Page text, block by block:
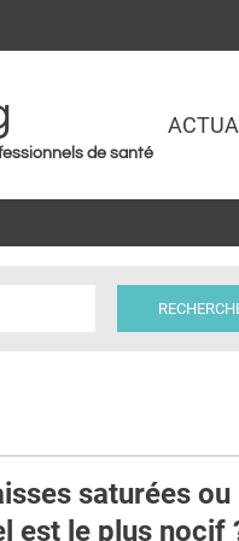
de santé
saturées ou
est le plus nocif